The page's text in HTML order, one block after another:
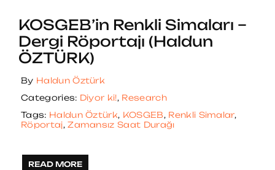
KOSGEB’in Renkli Simaları –
Dergi Röportajı (Haldun
ÖZTÜRK)
By Haldun Öztürk
Categories: Diyor ki!, Research
Tags: Haldun Öztürk, KOSGEB, Renkli Simalar,
Röportaj,Zamansız Saat Durağı
READ MORE